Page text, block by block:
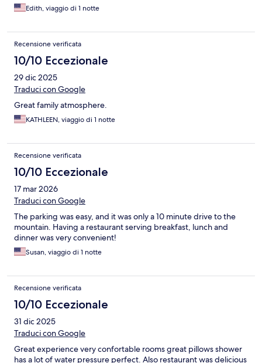
Edith, viaggio di 1 notte
Recensione verificata
10/10 Eccezionale
29 dic 2025
Traduci con Google
Great family atmosphere.
KATHLEEN, viaggio di 1 notte
Recensione verificata
10/10 Eccezionale
17 mar 2026
Traduci con Google
The parking was easy, and it was only a 10 minute drive to the
mountain. Having a restaurant serving breakfast, lunch and
dinner was very convenient!
Susan, viaggio di 1 notte
Recensione verificata
10/10 Eccezionale
31 dic 2025
Traduci con Google
Great experience very confortable rooms great pillows shower
has a lot of water pressure perfect. Also restaurant was delicious